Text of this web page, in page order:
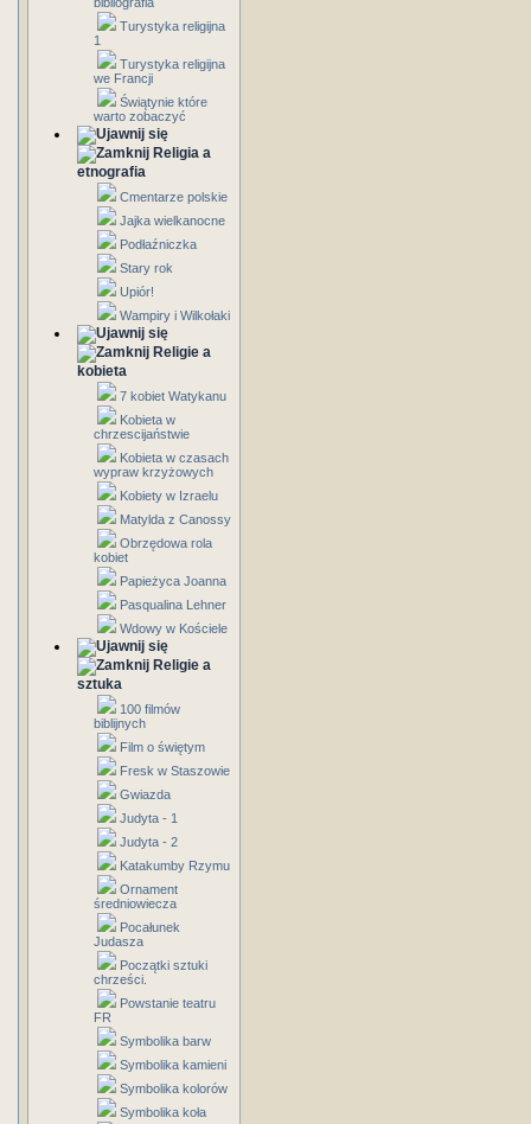
Turystyka religijna
1
Turystyka religijna
we Francji
Świątynie które
warto zobaczyć
Religia a
etnografia
Cmentarze polskie
Jajka wielkanocne
Podłaźniczka
Stary rok
Upiór!
Wampiry i Wilkołaki
Religie a
kobieta
7 kobiet Watykanu
Kobieta w
chrzescijaństwie
Kobieta w czasach
wypraw krzyżowych
Kobiety w Izraelu
Matylda z Canossy
Obrzędowa rola
kobiet
Papieżyca Joanna
Pasqualina Lehner
Wdowy w Kościele
Religie a
sztuka
100 filmów
biblijnych
Film o świętym
Fresk w Staszowie
Gwiazda
Judyta - 1
Judyta - 2
Katakumby Rzymu
Ornament
średniowiecza
Pocałunek
Judasza
Początki sztuki
chrześci.
Powstanie teatru
FR
Symbolika barw
Symbolika kamieni
Symbolika kolorów
Symbolika koła